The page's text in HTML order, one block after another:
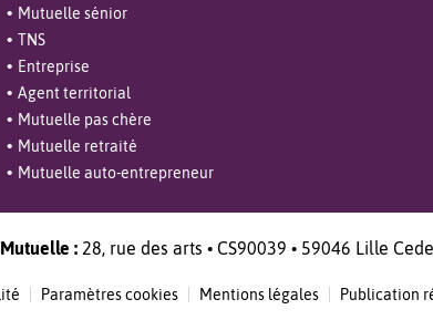
Mutuelle sénior
TNS
Entreprise
Agent territorial
Mutuelle pas chère
Mutuelle retraité
Mutuelle auto-entrepreneur
:28, rue des arts • CS90039 • 59046 Lille
Paramètres cookies Mentions légales Publication